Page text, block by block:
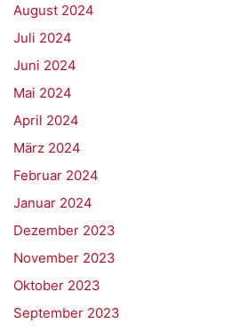
August 2024
Juli 2024
Juni 2024
Mai 2024
April 2024
März 2024
Februar 2024
Januar 2024
Dezember 2023
November 2023
Oktober 2023
September 2023